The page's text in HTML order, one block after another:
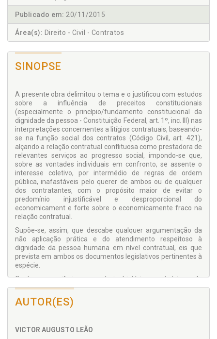
Publicado em: 20/11/2015
Área(s): Direito - Civil - Contratos
SINOPSE
A presente obra delimitou o tema e o justificou com estudos
sobre a influência de preceitos constitucionais
(especialmente o princípio/fundamento constitucional da
dignidade da pessoa - Constituição Federal, art. 1º, inc. III) nas
interpretações concernentes a litígios contratuais, baseando-
se na função social dos contratos (Código Civil, art. 421),
alçando a relação contratual conflituosa como prestadora de
relevantes serviços ao progresso social, impondo-se que,
sobre as vontades individuais em confronto, se assente o
interesse coletivo, por intermédio de regras de ordem
pública, inafastáveis pelo querer de ambos ou de qualquer
dos contratantes, com o propósito maior de evitar o
predomínio injustificável e desproporcional do
economicament e forte sobre o economicamente fraco na
relação contratual.
Supõe-se, assim, que descabe qualquer argumentação da
não aplicação prática e do atendimento respeitoso à
dignidade da pessoa humana em nível contratual, eis que
prevista em ambos os documentos legislativos pertinentes à
espécie.
Centros e periferias, em níveis históricos e teóricos, da
dignidade da pessoa humana e da função social do contrato
foram as escolhas abordadas nesta pesquisa.
AUTOR(ES)
VICTOR AUGUSTO LEÃO